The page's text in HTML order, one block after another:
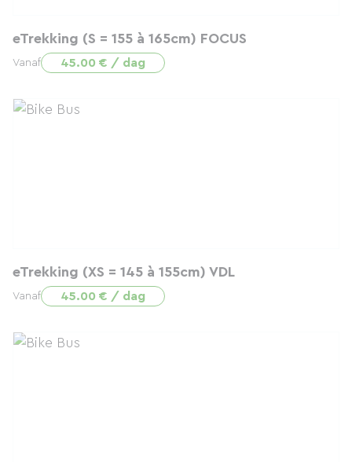
eTrekking (S = 155 à 165cm) FOCUS
Vanaf 45.00 € / dag
eTrekking (XS = 145 à 155cm) VDL
Vanaf 45.00 € / dag